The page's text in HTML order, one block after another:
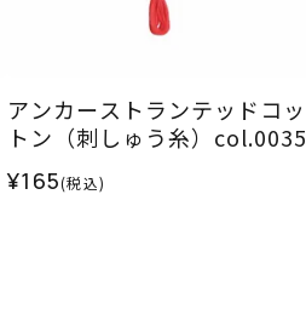
アンカーストランテッドコッ
トン（刺しゅう糸）col.0035
¥165(税込)